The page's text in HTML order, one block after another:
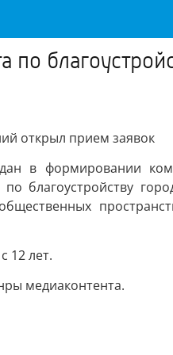
по
открыл прием заявок
в формировании
благоустройству
12 лет.
медиаконтента.